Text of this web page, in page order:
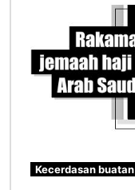
Kecerdasan buatan